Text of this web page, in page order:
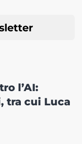
l’AI:
tra cui Luca